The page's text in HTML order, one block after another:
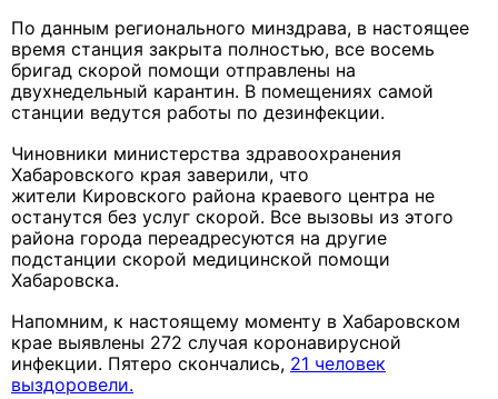
По данным регионального минздрава, в настоящее
время станция закрыта полностью, все восемь
бригад скорой помощи отправлены на
двухнедельный карантин. В помещениях самой
станции ведутся работы по дезинфекции.
Чиновники министерства здравоохранения
Хабаровского края заверили, что
жители Кировского района краевого центра не
останутся без услуг скорой. Все вызовы из этого
района города переадресуются на другие
подстанции скорой медицинской помощи
Хабаровска.
Напомним, к настоящему моменту в Хабаровском
крае выявлены 272 случая коронавирусной
инфекции. Пятеро скончались, 21 человек
выздоровели.